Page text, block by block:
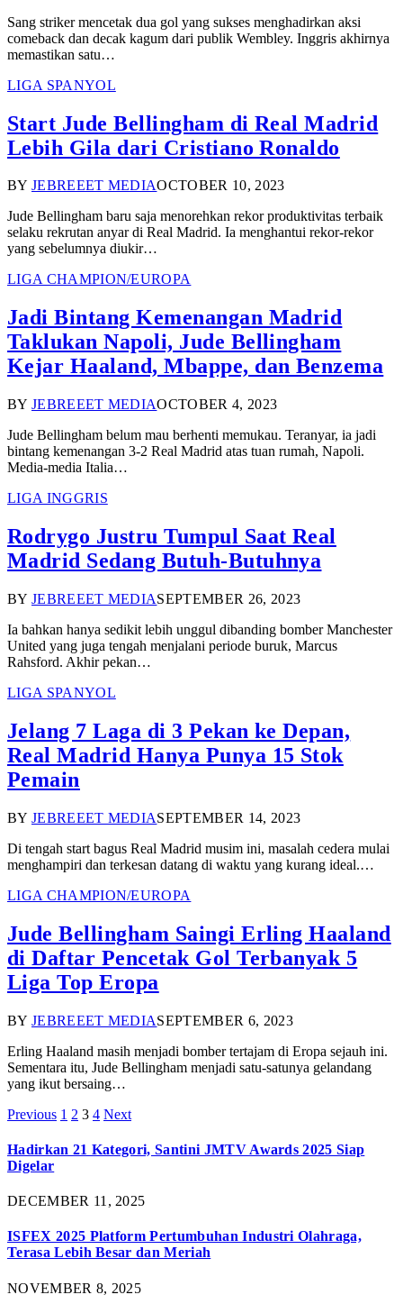
Sang striker mencetak dua gol yang sukses menghadirkan aksi
comeback dan decak kagum dari publik Wembley. Inggris akhirnya
memastikan satu…
LIGA SPANYOL
Start Jude Bellingham di Real Madrid
Lebih Gila dari Cristiano Ronaldo
BY JEBREEET MEDIAOCTOBER 10, 2023
Jude Bellingham baru saja menorehkan rekor produktivitas terbaik
selaku rekrutan anyar di Real Madrid. Ia menghantui rekor-rekor
yang sebelumnya diukir…
LIGA CHAMPION/EUROPA
Jadi Bintang Kemenangan Madrid
Taklukan Napoli, Jude Bellingham
Kejar Haaland, Mbappe, dan Benzema
BY JEBREEET MEDIAOCTOBER 4, 2023
Jude Bellingham belum mau berhenti memukau. Teranyar, ia jadi
bintang kemenangan 3-2 Real Madrid atas tuan rumah, Napoli.
Media-media Italia…
LIGA INGGRIS
Rodrygo Justru Tumpul Saat Real
Madrid Sedang Butuh-Butuhnya
BY JEBREEET MEDIASEPTEMBER 26, 2023
Ia bahkan hanya sedikit lebih unggul dibanding bomber Manchester
United yang juga tengah menjalani periode buruk, Marcus
Rahsford. Akhir pekan…
LIGA SPANYOL
Jelang 7 Laga di 3 Pekan ke Depan,
Real Madrid Hanya Punya 15 Stok
Pemain
BY JEBREEET MEDIASEPTEMBER 14, 2023
Di tengah start bagus Real Madrid musim ini, masalah cedera mulai
menghampiri dan terkesan datang di waktu yang kurang ideal.…
LIGA CHAMPION/EUROPA
Jude Bellingham Saingi Erling Haaland
di Daftar Pencetak Gol Terbanyak 5
Liga Top Eropa
BY JEBREEET MEDIASEPTEMBER 6, 2023
Erling Haaland masih menjadi bomber tertajam di Eropa sejauh ini.
Sementara itu, Jude Bellingham menjadi satu-satunya gelandang
yang ikut bersaing…
Previous 1 2 3 4 Next
Hadirkan 21 Kategori, Santini JMTV Awards 2025 Siap
Digelar
DECEMBER 11, 2025
ISFEX 2025 Platform Pertumbuhan Industri Olahraga,
Terasa Lebih Besar dan Meriah
NOVEMBER 8, 2025